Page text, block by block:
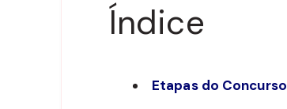
Índice
Etapas do Concurso